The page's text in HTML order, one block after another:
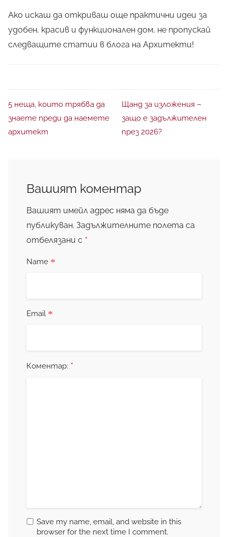
Ако искаш да откриваш още практични идеи за
удобен, красив и функционален дом, не пропускай
следващите статии в блога на Архитекти!
5 неща, които трябва да
знаете преди да наемете
архитект
Щанд за изложения –
защо е задължителен
през 2026?
Вашият коментар
Вашият имейл адрес няма да бъде
публикуван. Задължителните полета са
отбелязани с *
Name *
Email *
Коментар: *
Save my name, email, and website in this
browser for the next time I comment.